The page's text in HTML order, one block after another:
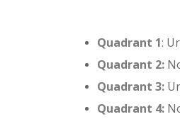
Quadrant 1:
Quadrant 2:
Quadrant 3:
Quadrant 4: